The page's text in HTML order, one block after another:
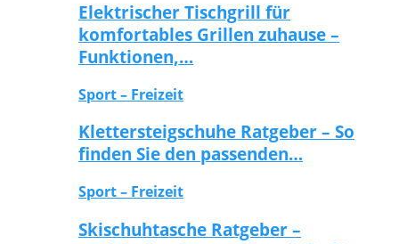
Elektrischer Tischgrill für
komfortables Grillen zuhause –
Funktionen,…
Sport – Freizeit
Klettersteigschuhe Ratgeber – So
finden Sie den passenden…
Sport – Freizeit
Skischuhtasche Ratgeber –